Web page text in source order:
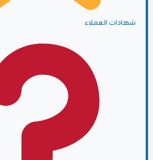
شهادات العملاء